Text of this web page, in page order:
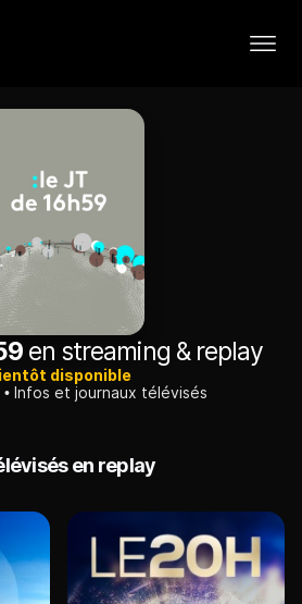
en streaming & replay
disponible
Infos et journaux télévisés
en replay